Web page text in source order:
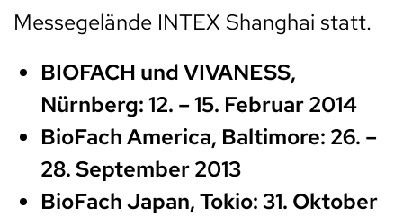
Messegelände INTEX Shanghai statt.
BIOFACH und VIVANESS,
Nürnberg: 12. – 15. Februar 2014
BioFach America, Baltimore: 26. –
28. September 2013
BioFach Japan, Tokio: 31. Oktober